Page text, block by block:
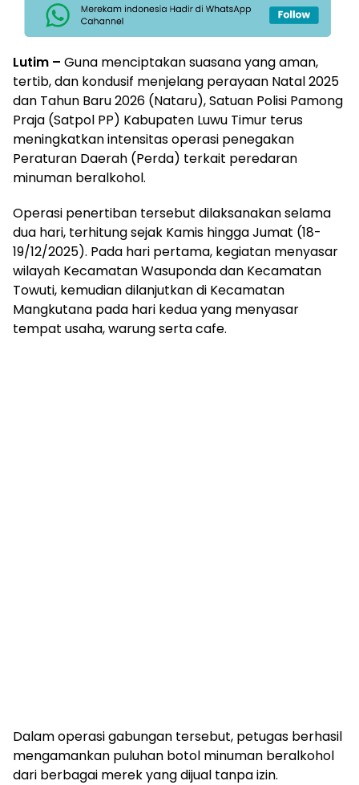
Lutim – Guna menciptakan suasana yang aman,
tertib, dan kondusif menjelang perayaan Natal 2025
dan Tahun Baru 2026 (Nataru), Satuan Polisi Pamong
Praja (Satpol PP) Kabupaten Luwu Timur terus
meningkatkan intensitas operasi penegakan
Peraturan Daerah (Perda) terkait peredaran
minuman beralkohol.
Operasi penertiban tersebut dilaksanakan selama
dua hari, terhitung sejak Kamis hingga Jumat (18-
19/12/2025). Pada hari pertama, kegiatan menyasar
wilayah Kecamatan Wasuponda dan Kecamatan
Towuti, kemudian dilanjutkan di Kecamatan
Mangkutana pada hari kedua yang menyasar
tempat usaha, warung serta cafe.
Dalam operasi gabungan tersebut, petugas berhasil
mengamankan puluhan botol minuman beralkohol
dari berbagai merek yang dijual tanpa izin.